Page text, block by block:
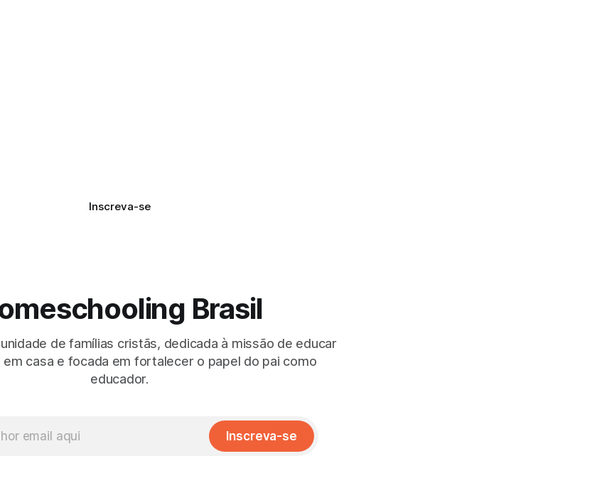
Inscreva-se
Brasil
de famílias cristãs, dedicada à missão de educar
em casa e focada em fortalecer o papel do pai como
educador.
Inscreva-se